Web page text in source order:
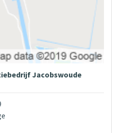
Jacobswoude